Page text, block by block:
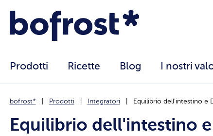
Prodotti Ricette Blog I nostri
bofrost* Prodotti Integratori Equilibrio dell'intestino e
Equilibrio dell'intestino